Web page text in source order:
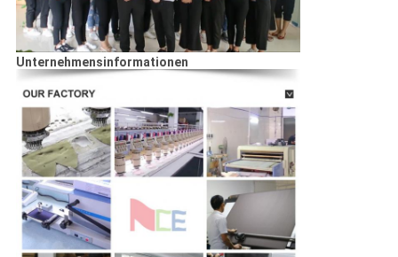
Unternehmensinformationen